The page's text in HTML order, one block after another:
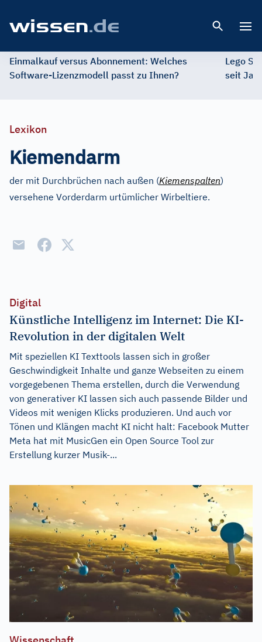
Einmalkauf versus Abonnement: Welches
Software-Lizenzmodell passt zu Ihnen?
Lego
seit
Lexikon
Kiemendarm
der mit Durchbrüchen nach außen (Kiemenspalten)
versehene Vorderdarm urtümlicher Wirbeltiere.
Digital
Künstliche Intelligenz im Internet: Die KI-
Revolution in der digitalen Welt
Mit speziellen KI Texttools lassen sich in großer
Geschwindigkeit Inhalte und ganze Webseiten zu einem
vorgegebenen Thema erstellen, durch die Verwendung
von generativer KI lassen sich auch passende Bilder und
Videos mit wenigen Klicks produzieren. Und auch vor
Tönen und Klängen macht KI nicht halt: Facebook Mutter
Meta hat mit MusicGen ein Open Source Tool zur
Erstellung kurzer Musik-...